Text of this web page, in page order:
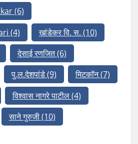
(6)
(4) खांडेकर वि. स. (10)
देसाई रणजित(6)
पु.ल.देशपांडे(9) मिटकॉन(7)
विश्वास नागरे पाटील(4)
साने गुरुजी(10)